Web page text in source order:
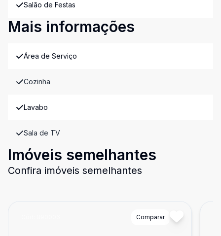
Salão de Festas
Mais informações
Área de Serviço
Cozinha
Lavabo
Sala de TV
Imóveis semelhantes
Confira imóveis semelhantes
Comparar